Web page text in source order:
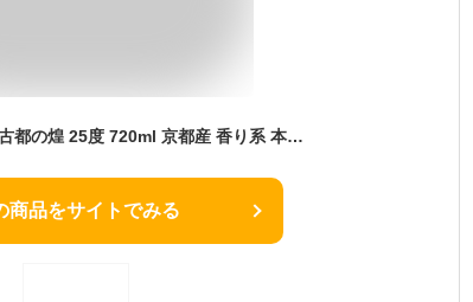
亀岡蒸留所 紫芋焼酎 古都の煌 25度 720ml 京都産 香り系 本格芋焼酎 芋焼酎 ギフト 母の日 母の日ギフト 贈り物 焼酎 芋 紫芋 むらさきいも いも焼酎 男性 還暦祝い お酒好き 美味しい 上品 地酒 金賞 まろやか 外国人 喜ぶ 日本 土産 京都のお土産 お酒プレゼント
商品をサイトでみる